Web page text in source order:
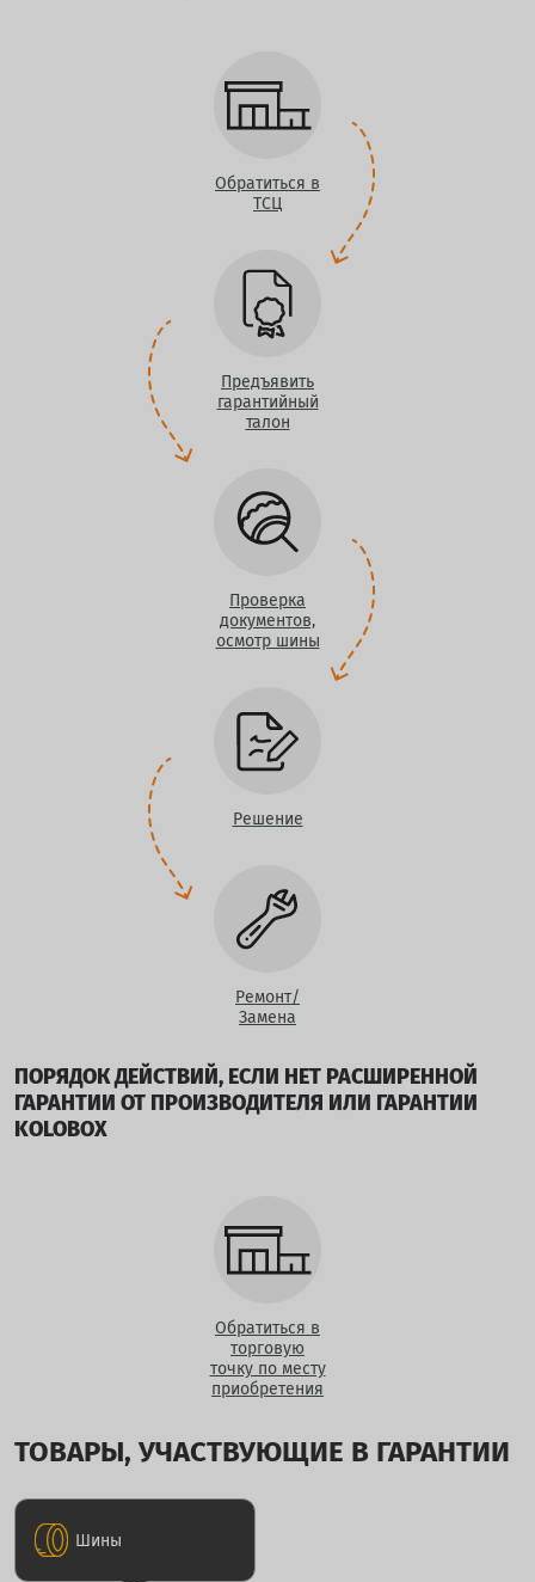
Обратиться в
ТСЦ
Предъявить
гарантийный
талон
Проверка
документов,
осмотр шины
Решение
Ремонт/
Замена
ПОРЯДОК ДЕЙСТВИЙ, ЕСЛИ НЕТ РАСШИРЕННОЙ
ГАРАНТИИ ОТ ПРОИЗВОДИТЕЛЯ ИЛИ ГАРАНТИИ
KOLOBOX
Обратиться в
торговую
точку по месту
приобретения
ТОВАРЫ, УЧАСТВУЮЩИЕ В ГАРАНТИИ
Шины